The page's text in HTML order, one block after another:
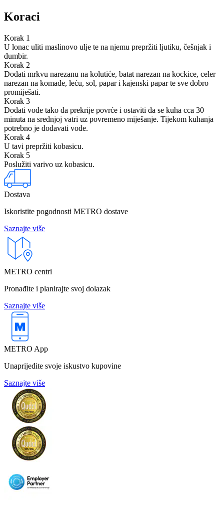
Koraci
Korak 1
U lonac uliti maslinovo ulje te na njemu prepržiti ljutiku, češnjak i
đumbir.
Korak 2
Dodati mrkvu narezanu na kolutiće, batat narezan na kockice, celer
narezan na komade, leću, sol, papar i kajenski papar te sve dobro
promiješati.
Korak 3
Dodati vode tako da prekrije povrće i ostaviti da se kuha cca 30
minuta na srednjoj vatri uz povremeno miješanje. Tijekom kuhanja
potrebno je dodavati vode.
Korak 4
U tavi prepržiti kobasicu.
Korak 5
Poslužiti varivo uz kobasicu.
Dostava
Iskoristite pogodnosti METRO dostave
Saznajte više
METRO centri
Pronađite i planirajte svoj dolazak
Saznajte više
METRO App
Unaprijedite svoje iskustvo kupovine
Saznajte više